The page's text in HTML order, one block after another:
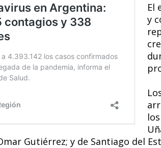
El
y
Gutiérrez; y de Santiago del